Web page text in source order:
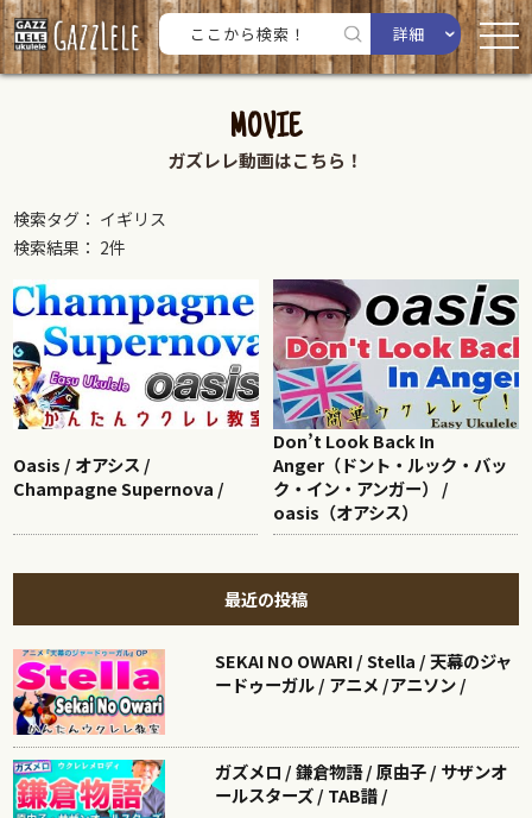
詳細
MOVIE
ガズレレ動画はこちら！
検索タグ： イギリス
検索結果： 2件
Oasis / オアシス /
Champagne Supernova /
Don’t Look Back In
Anger（ドント・ルック・バッ
ク・イン・アンガー） /
oasis（オアシス）
最近の投稿
SEKAI NO OWARI / Stella / 天幕のジャ
ードゥーガル / アニメ /アニソン /
ガズメロ / 鎌倉物語 / 原由子 / サザンオ
ールスターズ / TAB譜 /